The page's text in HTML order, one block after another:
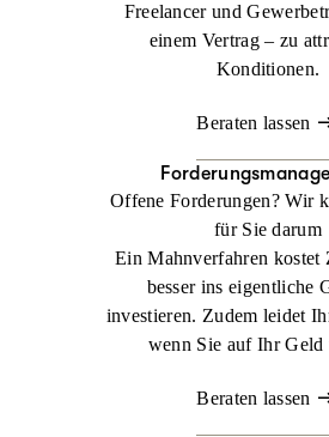
Freelancer und
einem Vertrag – zu
Konditionen.
Beraten lassen
Offene Forderungen? Wir
für Sie darum
Ein Mahnverfahren kostet
besser ins eigentliche
investieren. Zudem leidet
wenn Sie auf Ihr Geld
Beraten lassen